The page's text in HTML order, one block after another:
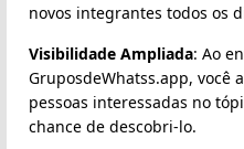
novos integrantes todos os
Visibilidade Ampliada: Ao
GruposdeWhatss.app, você
pessoas interessadas no
chance de descobri-lo.